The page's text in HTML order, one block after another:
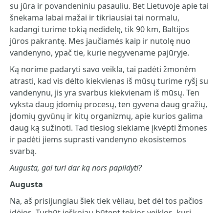
su jūra ir povandeniniu pasauliu. Bet Lietuvoje apie tai
šnekama labai mažai ir tikriausiai tai normalu,
kadangi turime tokią nedidelę, tik 90 km, Baltijos
jūros pakrantę. Mes jaučiamės kaip ir nutolę nuo
vandenyno, ypač tie, kurie negyvename pajūryje.
Ką norime padaryti savo veikla, tai padėti žmonėm
atrasti, kad vis dėlto kiekvienas iš mūsų turime ryšį su
vandenynu, jis yra svarbus kiekvienam iš mūsų. Ten
vyksta daug įdomių procesų, ten gyvena daug gražių,
įdomių gyvūnų ir kitų organizmų, apie kurios galima
daug ką sužinoti. Tad tiesiog siekiame įkvėpti žmones
ir padėti jiems suprasti vandenyno ekosistemos
svarbą.
Augusta, gal turi dar ką nors papildyti?
Augusta
Na, aš prisijungiau šiek tiek vėliau, bet dėl tos pačios